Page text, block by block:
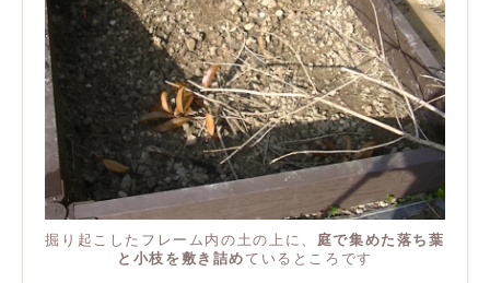
掘り起こしたフレーム内の土の上に、 庭で集めた落ち葉
と小枝を敷き詰めているところです